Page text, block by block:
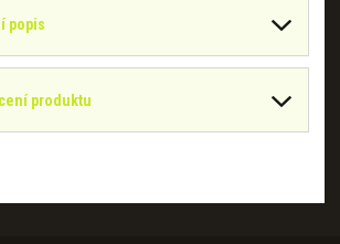
popis
produktu